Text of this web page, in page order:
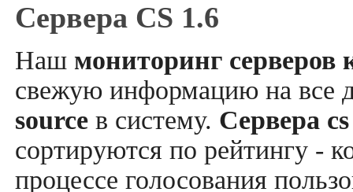
Сервера CS 1.6
Наш мониторинг серверов
свежую информацию на все
source в систему. Сервера
сортируются по рейтингу -
процессе голосования